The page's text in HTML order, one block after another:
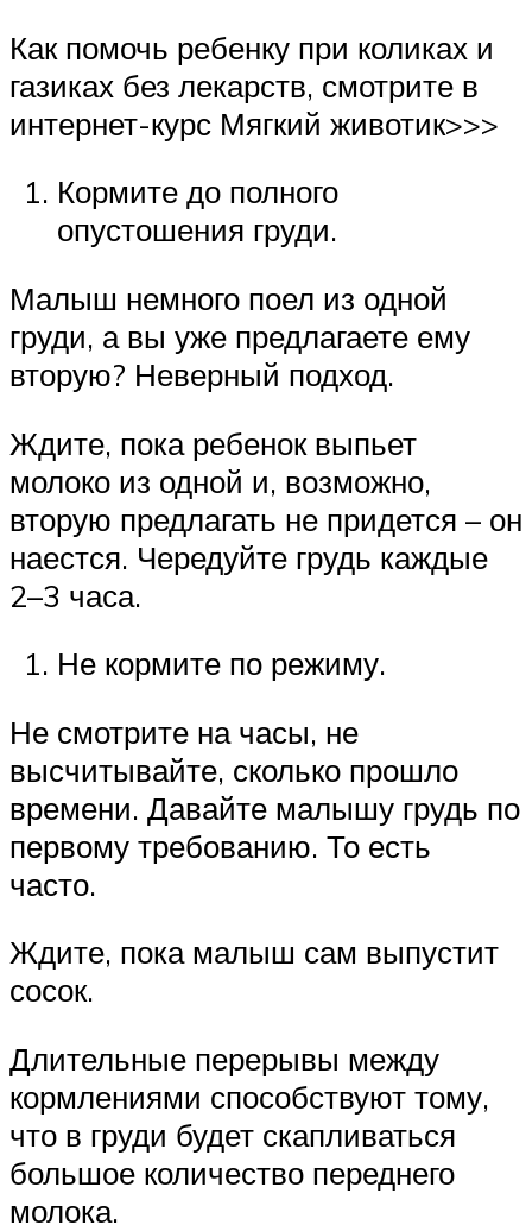
Как помочь ребенку при коликах и
газиках без лекарств, смотрите в
интернет-курс Мягкий животик>>>
Кормите до полного
опустошения груди.
Малыш немного поел из одной
груди, а вы уже предлагаете ему
вторую? Неверный подход.
Ждите, пока ребенок выпьет
молоко из одной и, возможно,
вторую предлагать не придется – он
наестся. Чередуйте грудь каждые
2–3 часа.
Не кормите по режиму.
Не смотрите на часы, не
высчитывайте, сколько прошло
времени. Давайте малышу грудь по
первому требованию. То есть
часто.
Ждите, пока малыш сам выпустит
сосок.
Длительные перерывы между
кормлениями способствуют тому,
что в груди будет скапливаться
большое количество переднего
молока.